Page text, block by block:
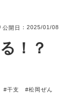
公開日 ：2025/01/08
！？
#干支
#松岡ぜん